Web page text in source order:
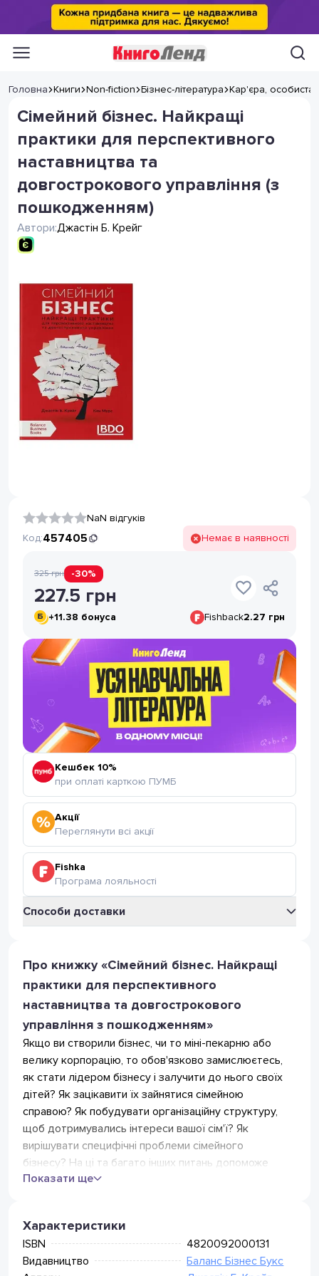
Головна Книги Non-fiction Бізнес-література Кар'єра, особиста
Сімейний бізнес. Найкращі
практики для перспективного
наставництва та
довгострокового управління (з
пошкодженням)
Автори:Джастін Б. Крейг
NaN відгуків
Код:457405 Немає в наявності
227.5 грн
325 грн -30%
+11.38 бонуса Fishback2.27 грн
Кешбек 10%
при оплаті карткою ПУМБ
Акції
Переглянути всі акції
Fishka
Програма лояльності
Способи доставки
Відділення Укрпошта
35
Поштомат Укрпошта
(безкоштовно від 399 грн.)
Нова Пошта
(безкоштовно від 799 грн)
75
Кур'єр Нова Пошта
(безкоштовно від 1499 грн)
105
Поштомат Нова Пошта
(безкоштовно від 799 грн)
Meest Express
Відділення Meest Пошта
(безкоштовно від 349 грн)
Поштомат Meest (безкоштовно
від 349 грн)
Про книжку «Сімейний бізнес. Найкращі
практики для перспективного
наставництва та довгострокового
управління з пошкодженням»
Якщо ви створили бізнес, чи то міні-пекарню або
велику корпорацію, то обов'язково замислюєтесь,
як стати лідером бізнесу і залучити до нього своїх
дітей? Як зацікавити їх зайнятися сімейною
справою? Як побудувати організаційну структуру,
щоб дотримувались інтереси вашої сім'ї? Як
вирішувати специфічні проблеми сімейного
бізнесу? На ці та багато інших питань допоможе
відповісти запропонована вашій увазі книга.
у цьому бізнесі належать членам однієї сім'ї, тобто
людям, пов'язаним кровно-родинними зв'язками. У
цій книзі представлений всеосяжний огляд набору
Показати ще
Характеристики
ISBN
4820092000131
Видавництво
Баланс Бізнес Букс